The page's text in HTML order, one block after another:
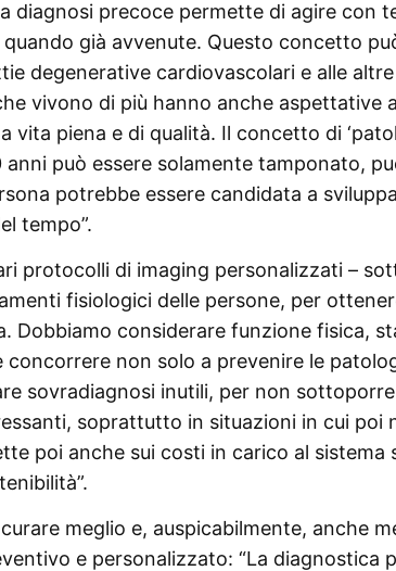
diagnosi precoce permette di agire con
già avvenute. Questo concetto
degenerative cardiovascolari e alle
vivono di più hanno anche aspettative
vita piena e di qualità. Il concetto di
può essere solamente tamponato,
potrebbe essere candidata a
tempo”.
protocolli di imaging personalizzati –
fisiologici delle persone, per
Dobbiamo considerare funzione fisica,
concorrere non solo a prevenire le
sovradiagnosi inutili, per non
soprattutto in situazioni in cui poi
poi anche sui costi in carico al sistema
meglio e, auspicabilmente, anche
e personalizzato: “La diagnostica